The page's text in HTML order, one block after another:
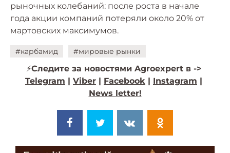
рыночных колебаний: после роста в начале
года акции компаний потеряли около 20% от
мартовских максимумов.
#карбамид #мировые рынки
⚡️Следите за новостями Agroexpert в ->
Telegram | Viber | Facebook | Instagram |
News letter!